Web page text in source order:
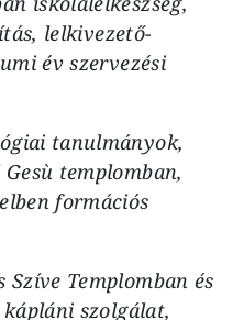
lelkivezető-
év szervezési
tanulmányok,
templomban,
formációs
Szíve Templomban és
szolgálat,